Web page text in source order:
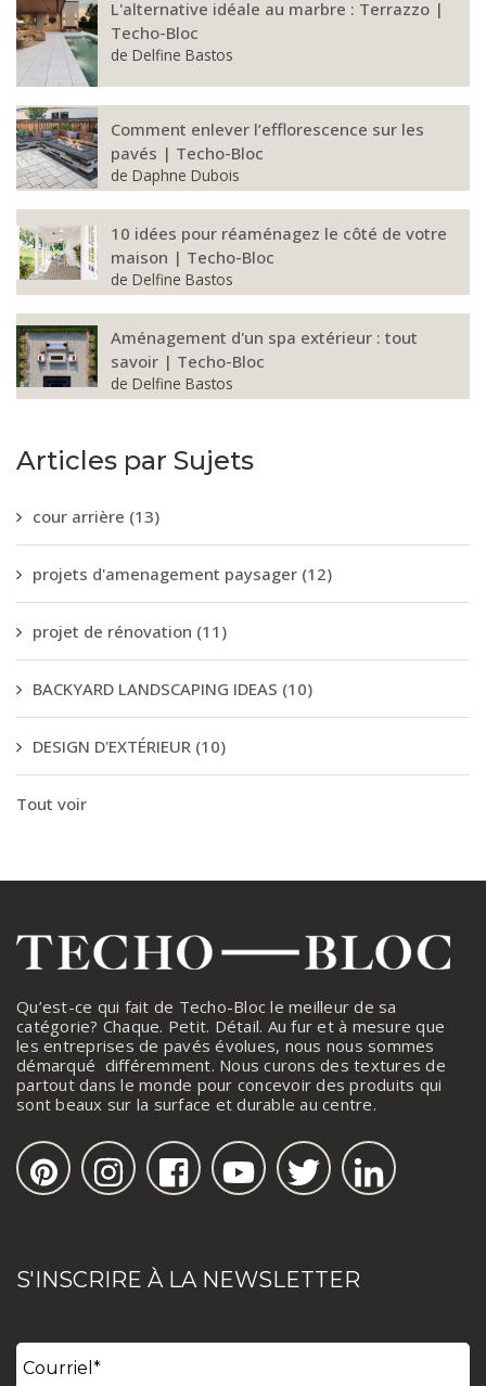
L'alternative idéale au marbre : Terrazzo |
Techo-Bloc
de Delfine Bastos
Comment enlever l’efflorescence sur les
pavés | Techo-Bloc
de Daphne Dubois
10 idées pour réaménagez le côté de votre
maison | Techo-Bloc
de Delfine Bastos
Aménagement d'un spa extérieur : tout
savoir | Techo-Bloc
de Delfine Bastos
Articles par Sujets
cour arrière (13)
projets d'amenagement paysager (12)
projet de rénovation (11)
BACKYARD LANDSCAPING IDEAS (10)
DESIGN D'EXTÉRIEUR (10)
Tout voir
Qu’est-ce qui fait de Techo-Bloc le meilleur de sa
catégorie? Chaque. Petit. Détail. Au fur et à mesure que
les entreprises de pavés évolues, nous nous sommes
démarqué différemment. Nous curons des textures de
partout dans le monde pour concevoir des produits qui
sont beaux sur la surface et durable au centre.
S'INSCRIRE À LA NEWSLETTER